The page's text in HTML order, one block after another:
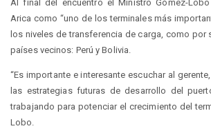
Al final del encuentro el Ministro Gómez-
Arica como “uno de los terminales más
los niveles de transferencia de carga, como por
países vecinos: Perú y Bolivia.
“Es importante e interesante escuchar al
las estrategias futuras de desarrollo del
trabajando para potenciar el crecimiento del
Lobo.